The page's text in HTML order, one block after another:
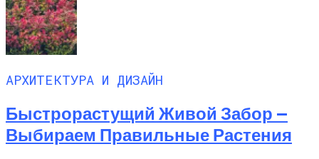
АРХИТЕКТУРА И ДИЗАЙН
Быстрорастущий Живой Забор —
Выбираем Правильные Растения